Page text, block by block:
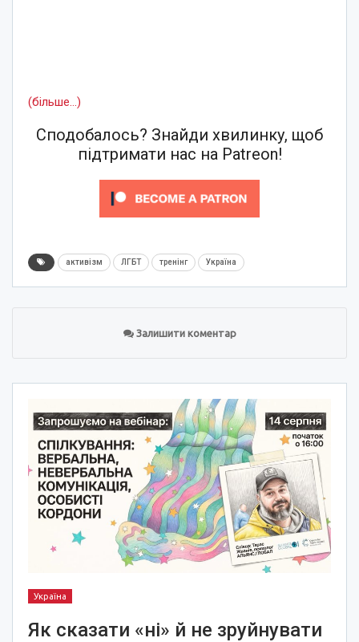
(більше…)
Сподобалось? Знайди хвилинку, щоб
підтримати нас на Patreon!
активізм ЛГБТ тренінг Україна
Залишити коментар
Україна
Як сказати «ні» й не зруйнувати